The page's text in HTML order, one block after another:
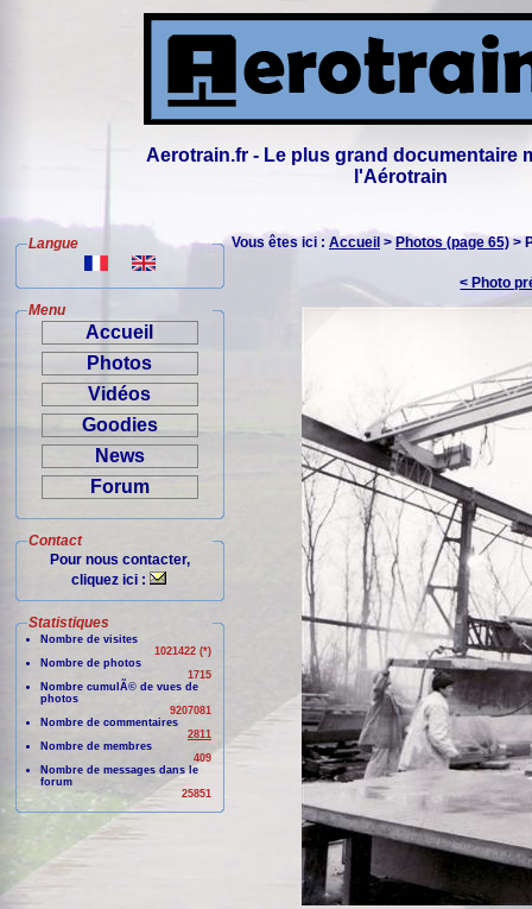
Aerotrain.fr - Le plus grand documentaire
l'Aérotrain
Langue
Menu
Accueil
Photos
Vidéos
Goodies
News
Forum
Contact
Pour nous contacter,
cliquez ici :
Statistiques
Nombre de visites
1021422 (*)
Nombre de photos
1715
Nombre cumulÃ© de vues de
photos
9207081
Nombre de commentaires
2811
Nombre de membres
409
Nombre de messages dans le
forum
25851
Vous êtes ici : Accueil > Photos (page 65) >
< Photo